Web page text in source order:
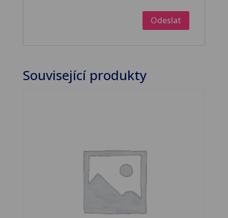
Související produkty